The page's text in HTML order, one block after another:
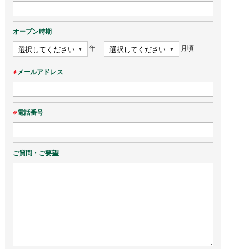
オープン時期
年 月頃
※メールアドレス
※電話番号
ご質問・ご要望